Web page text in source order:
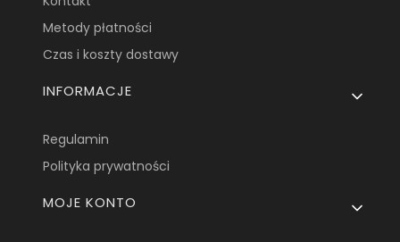
Metody płatności
Czas i koszty dostawy
INFORMACJE
Regulamin
Polityka prywatności
MOJE KONTO